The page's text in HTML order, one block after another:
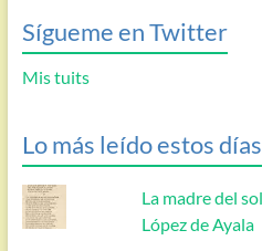
Sígueme en Twitter
Mis tuits
Lo más leído estos días
La madre del
López de Ayala